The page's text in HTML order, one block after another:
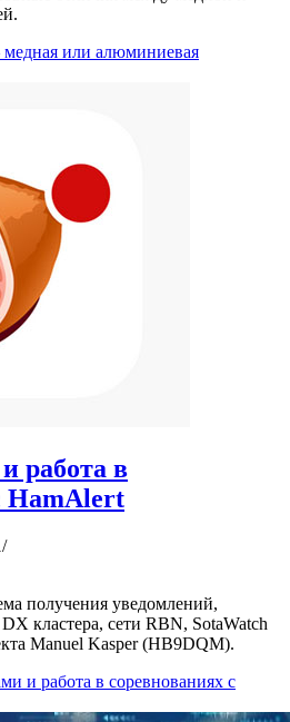
или алюминиевая
работа в
HamAlert
получения уведомлений,
кластера, сети RBN, SotaWatch
Manuel Kasper (HB9DQM).
и работа в соревнованиях с